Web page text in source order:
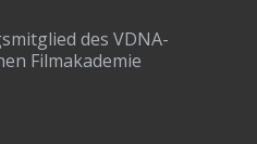
des VDNA-
Filmakademie